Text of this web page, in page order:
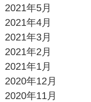
2021年5月
2021年4月
2021年3月
2021年2月
2021年1月
2020年12月
2020年11月